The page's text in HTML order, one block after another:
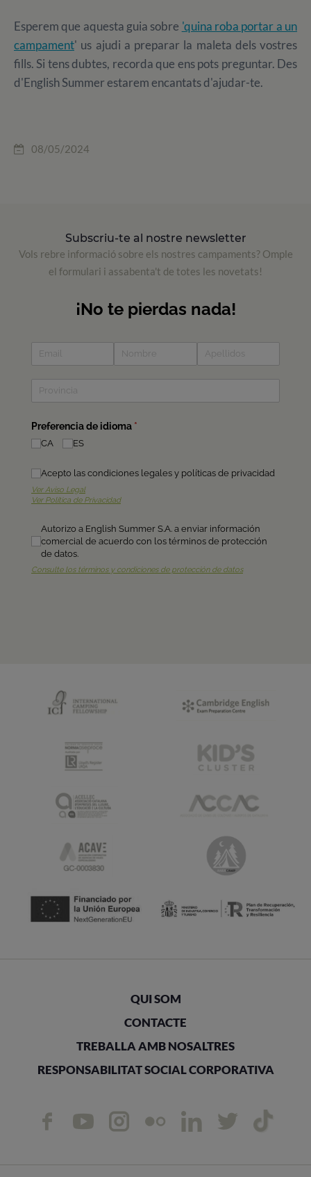
Esperem que aquesta guia sobre 'quina roba portar a un
campament' us ajudi a preparar la maleta dels vostres
fills. Si tens dubtes, recorda que ens pots preguntar. Des
d'English Summer estarem encantats d'ajudar-te.
08/05/2024
Subscriu-te al nostre newsletter
Vols rebre informació sobre els nostres campaments? Omple
el formulari i assabenta't de totes les novetats!
QUI SOM
CONTACTE
TREBALLA AMB NOSALTRES
RESPONSABILITAT SOCIAL CORPORATIVA